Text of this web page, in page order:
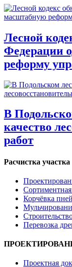
Лесной
Федерации
реформу
В
качество
работ
Расчистка участка
Сортиментная
Корчёвка пней
Перевозка
Проектная